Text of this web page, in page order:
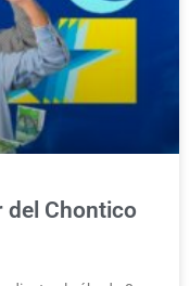
del Chontico